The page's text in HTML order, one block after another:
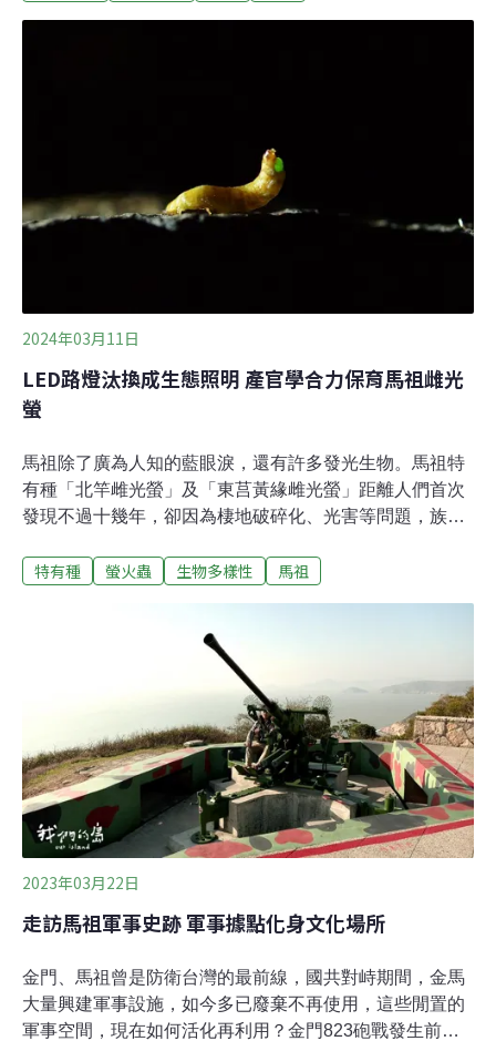
掉，如果知道有人可以幫忙修，就不會丟掉。劉西蒂也提
到，他們的家電，通常都會多準備一台備用。交通船班次
有限 物資補給和送修家電都麻煩從台灣到東莒民宿工作
七、八年，朱琪說知道有維修活動，但不確認維修模式，
2024年03月11日
LED路燈汰換成生態照明 產官學合力保育馬祖雌光
螢
馬祖除了廣為人知的藍眼淚，還有許多發光生物。馬祖特
有種「北竿雌光螢」及「東莒黃緣雌光螢」距離人們首次
發現不過十幾年，卻因為棲地破碎化、光害等問題，族群
攜手企業、學校與地方政府共同簽署保育合作備忘錄，期
一般的螢火蟲不太一樣。林業署署長林華慶表示，雌光螢
主要是由雌蟲發光求偶。但雌成蟲因為維持幼蟲的型態，
而沒有翅膀，主要在地面棲息，這樣獨特的習性卻也為牠
們帶來生存挑戰。中國文化大學森林暨自然保育系系主任
謝佳宏說明，雌光螢偏好草地，其棲息環境鄰近道路、農
地與人類聚落，容易受到人類活動與光害的影響。謝佳宏
表示，雌光螢面臨了三大危機——除草、光害與道路工
程，其中又以除草為主要威脅。
特有種 螢火蟲 生物多樣性 馬祖
2023年03月22日
走訪馬祖軍事史跡 軍事據點化身文化場所
金門、馬祖曾是防衛台灣的最前線，國共對峙期間，金馬
大量興建軍事設施，如今多已廢棄不再使用，這些閒置的
軍事空間，現在如何活化再利用？金門823砲戰發生前，